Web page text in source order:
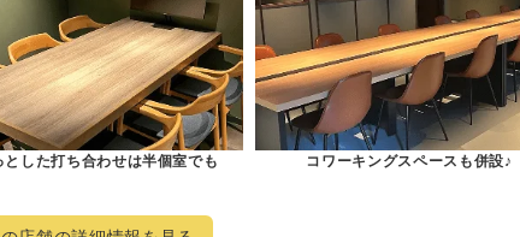
とした打ち合わせは半個室でも コワーキングスペースも併設♪